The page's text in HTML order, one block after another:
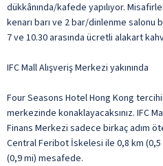
dükkânında/kafede yapılıyor.
kenarı barı ve 2 bar/dinlenme salonu
7 ve 10.30 arasında ücretli alakart
IFC Mall Alışveriş Merkezi yakınında
Four Seasons Hotel Hong Kong
merkezinde konaklayacaksınız. IFC
Finans Merkezi sadece birkaç adım
Central Feribot İskelesi ile 0,8 km (0,5
(0,9 mi) mesafede.